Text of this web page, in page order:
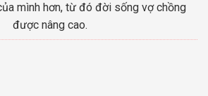
mình hơn, từ đó đời sống vợ chồng
được nâng cao.